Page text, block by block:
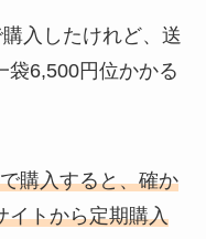
入したけれど、送
袋6,500円位かかる
購入すると、確か
イトから定期購入